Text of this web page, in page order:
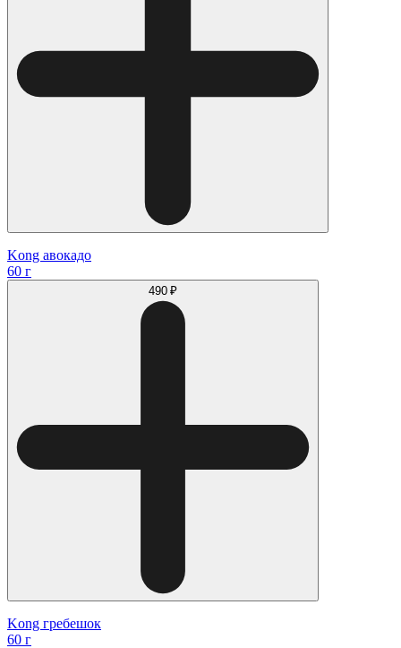
Kong авокадо
60 г
490 ₽
Kong гребешок
60 г